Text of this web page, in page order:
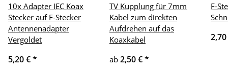
10x Adapter IEC Koax
Stecker auf F-Stecker
Antennenadapter
Vergoldet
5,20 €*
TV Kupplung für 7mm
Kabel zum direkten
Aufdrehen auf das
Koaxkabel
ab 2,50 €*
F-